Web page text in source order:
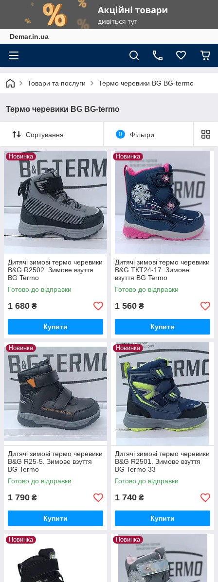
Demar.in.ua
Товари та послуги Термо черевики BG BG-termo
Термо черевики BG BG-termo
Сортування 0 Фільтри
Новинка
Дитячі зимові термо черевики
B&G R2502. Зимове взуття
BG Termo
Готово до відправки
1 680 ₴
Купити
Новинка
Дитячі зимові термо черевики
B&G ТКТ24-17. Зимове
взуття BG Termo
Готово до відправки
1 560 ₴
Купити
Новинка
Дитячі зимові термо черевики
B&G R25-5. Зимове взуття
BG Termo
Готово до відправки
1 790 ₴
Купити
Новинка
Дитячі зимові термо черевики
B&G R2501. Зимове взуття
BG Termo 33
Готово до відправки
1 740 ₴
Купити
Новинка Новинка